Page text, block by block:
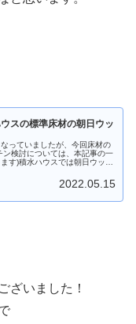
スの標準床材の朝日ウッ
っていましたが、今回床材の
検討については、本記事の一
す)積水ハウスでは朝日ウッド
2022.05.15
ざいました！